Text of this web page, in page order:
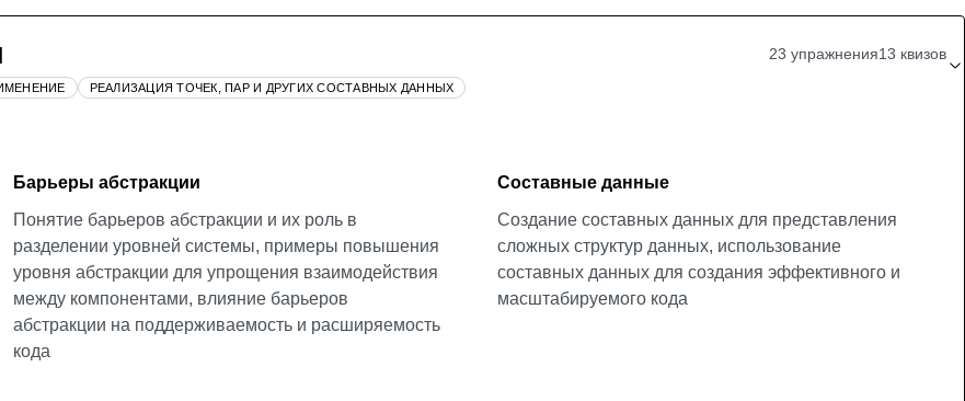
23 упражнения13 квизов
РЕАЛИЗАЦИЯ ТОЧЕК, ПАР И ДРУГИХ СОСТАВНЫХ ДАННЫХ
Барьеры абстракции
Понятие барьеров абстракции и их роль в
разделении уровней системы, примеры повышения
уровня абстракции для упрощения взаимодействия
между компонентами, влияние барьеров
абстракции на поддерживаемость и расширяемость
кода
Составные данные
Создание составных данных для представления
сложных структур данных, использование
составных данных для создания эффективного и
масштабируемого кода